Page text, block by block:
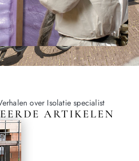
over Isolatie specialist
ARTIKELEN